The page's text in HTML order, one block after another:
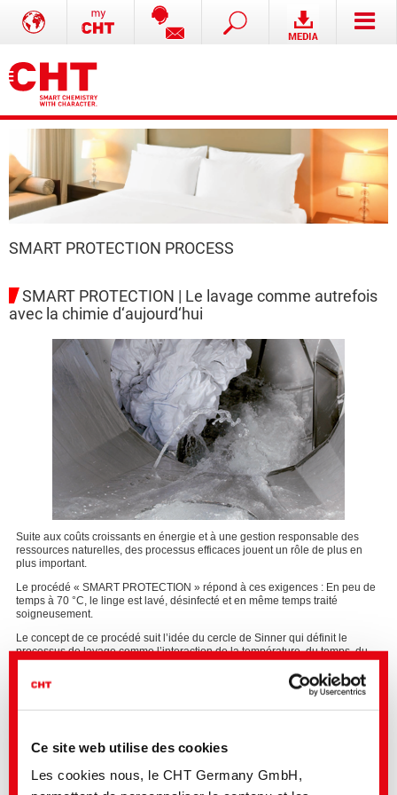
Ce site web utilise des cookies
Les cookies nous, le CHT Germany GmbH,
SMART PROTECTION PROCESS
SMART PROTECTION | Le lavage comme autrefois
avec la chimie d‘aujourd‘hui
Suite aux coûts croissants en énergie et à une gestion responsable des
ressources naturelles, des processus efficaces jouent un rôle de plus en
plus important.
Le procédé « SMART PROTECTION » répond à ces exigences : En peu de
temps à 70 °C, le linge est lavé, désinfecté et en même temps traité
soigneusement.
Le concept de ce procédé suit l’idée du cercle de Sinner qui définit le
processus de lavage comme l’interaction de la température, du temps, du
PROTECTION» le lavage se fait à des températures plus élevées que les
procédés désinfectants traditionnels de sorte que le temps de lavage ainsi
Résumé des avantages du procédé